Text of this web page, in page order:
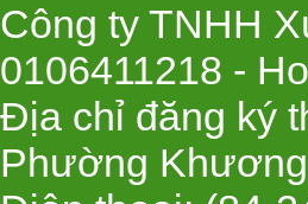
Công ty TNHH
0106411218 -
Địa chỉ đăng ký
Phường